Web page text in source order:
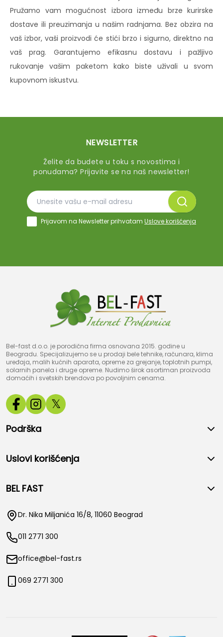
Pružamo vam mogućnost izbora između brze kurirske
dostave ili preuzimanja u našim radnjama. Bez obzira na
vaš izbor, vaši proizvodi će stići brzo i sigurno, direktno na
vaš prag. Garantujemo efikasnu dostavu i pažljivo
rukovanje vašim paketom kako biste uživali u svom
kupovnom iskustvu.
NEWSLETTER
Želite da budete u toku s novostima i
ponudama? Prijavite se na naš newsletter!
Prijavom na Newsletter prihvatam Uslove korišćenja
Bel-fast d.o.o. je porodična firma osnovana 2015. godine u
Beogradu. Specijalizujemo se u prodaji bele tehnike, računara, klima
uređaja, malih kućnih aparata, opreme za grejanje, toplotnih pumpi,
solarnih panela i druge opreme. Nudimo širok asortiman proizvoda
domaćih i svetskih brendova po povoljnim cenama.
𝕏
Podrška
Uslovi korišćenja
BEL FAST
Dr. Nika Miljanića 16/8, 11060 Beograd
011 2771 300
office@bel-fast.rs
069 2771 300